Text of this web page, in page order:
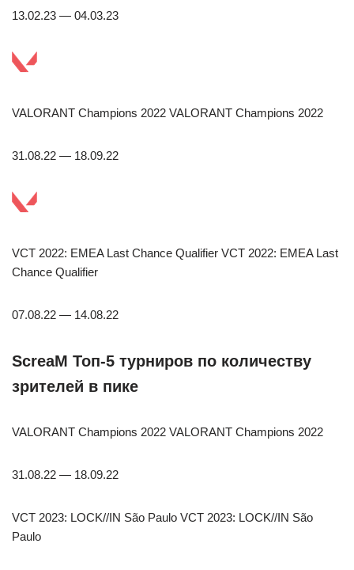
13.02.23 — 04.03.23
VALORANT Champions 2022 VALORANT Champions 2022
31.08.22 — 18.09.22
VCT 2022: EMEA Last Chance Qualifier VCT 2022: EMEA Last
Chance Qualifier
07.08.22 — 14.08.22
ScreaM Топ-5 турниров по количеству
зрителей в пике
VALORANT Champions 2022 VALORANT Champions 2022
31.08.22 — 18.09.22
VCT 2023: LOCK//IN São Paulo VCT 2023: LOCK//IN São
Paulo